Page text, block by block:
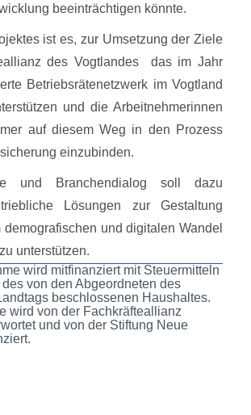
beeinträchtigen könnte.
ist es, zur Umsetzung der Ziele
des Vogtlandes das im Jahr
Betriebsrätenetzwerk im Vogtland
und die Arbeitnehmerinnen
auf diesem Weg in den Prozess
einzubinden.
und Branchendialog soll dazu
Lösungen zur Gestaltung
demografischen und digitalen Wandel
unterstützen.
wird mitfinanziert mit Steuermitteln
von den Abgeordneten des
beschlossenen Haushaltes.
wird von der Fachkräfteallianz
und von der Stiftung Neue